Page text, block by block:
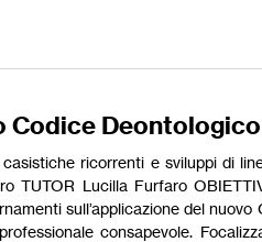
Codice Deontologico
ricorrenti e sviluppi di
TUTOR Lucilla Furfaro
sull’applicazione del
consapevole.